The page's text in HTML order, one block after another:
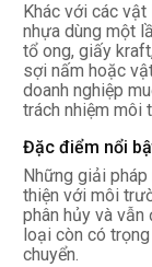
Khác với các
nhựa dùng một
tổ ong, giấy
sợi nấm hoặc
doanh nghiệp
trách nhiệm môi
Đặc điểm nổi
Những giải
thiện với môi
phân hủy và
loại còn có
chuyển.